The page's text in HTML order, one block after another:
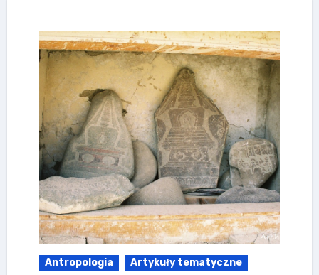
Antropologia
Artykuły tematyczne